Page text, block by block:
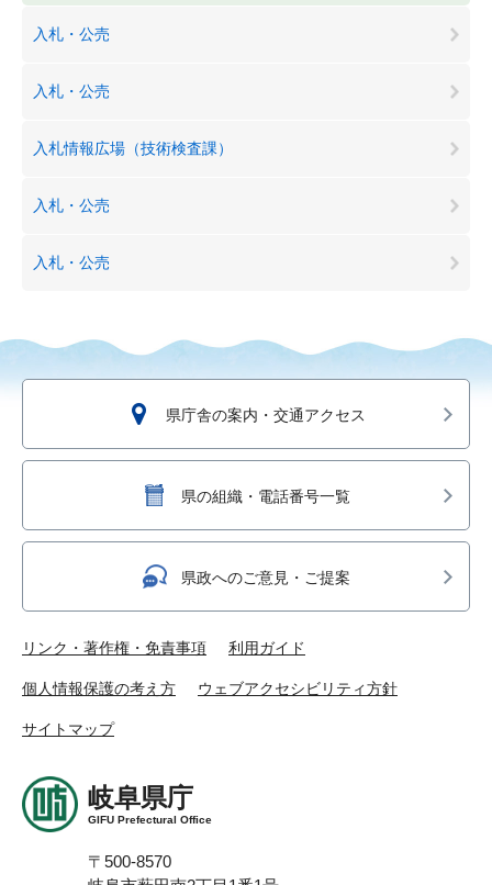
入札・公売
入札・公売
入札情報広場（技術検査課）
入札・公売
入札・公売
県庁舎の案内・交通アクセス
県の組織・電話番号一覧
県政へのご意見・ご提案
リンク・著作権・免責事項 利用ガイド
個人情報保護の考え方 ウェブアクセシビリティ方針
サイトマップ
岐阜県庁
GIFU Prefectural Office
〒500-8570